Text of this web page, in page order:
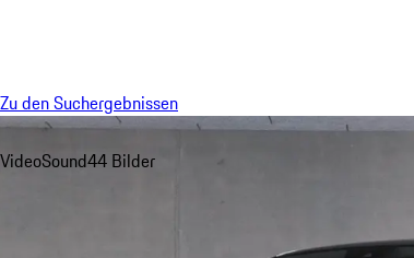
Zu den Suchergebnissen
VideoSound44 Bilder